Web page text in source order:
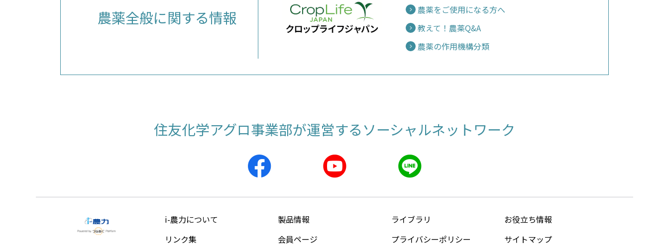
農薬全般に関する情報
農薬をご使用になる方へ
教えて！農薬Q&A
農薬の作用機構分類
住友化学アグロ事業部が運営するソーシャルネットワーク
i-農力について 製品情報 ライブラリ
お役立ち情報
リンク集
会員ページ プライバシーポリシー
サイトマップ